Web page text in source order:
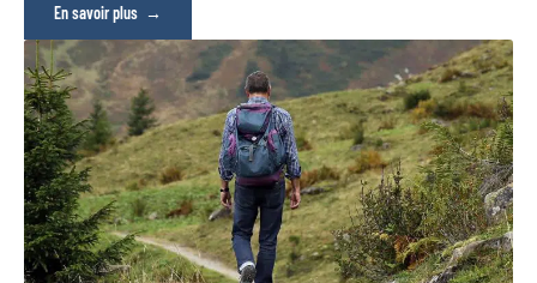
En savoir plus